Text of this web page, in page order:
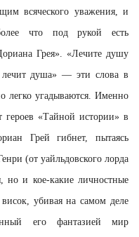
всяческого уважения, и
что под рукой есть
Грея». «Лечите душу
душа» — эти слова в
легко угадываются. Именно
«Тайной истории» в
Грей гибнет, пытаясь
(от уайльдовского лорда
но и кое-какие личностные
убивая на самом деле
его фантазией мир